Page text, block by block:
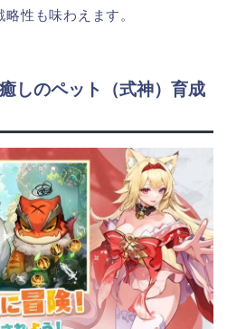
性も味わえます。
しのペット（式神）育成